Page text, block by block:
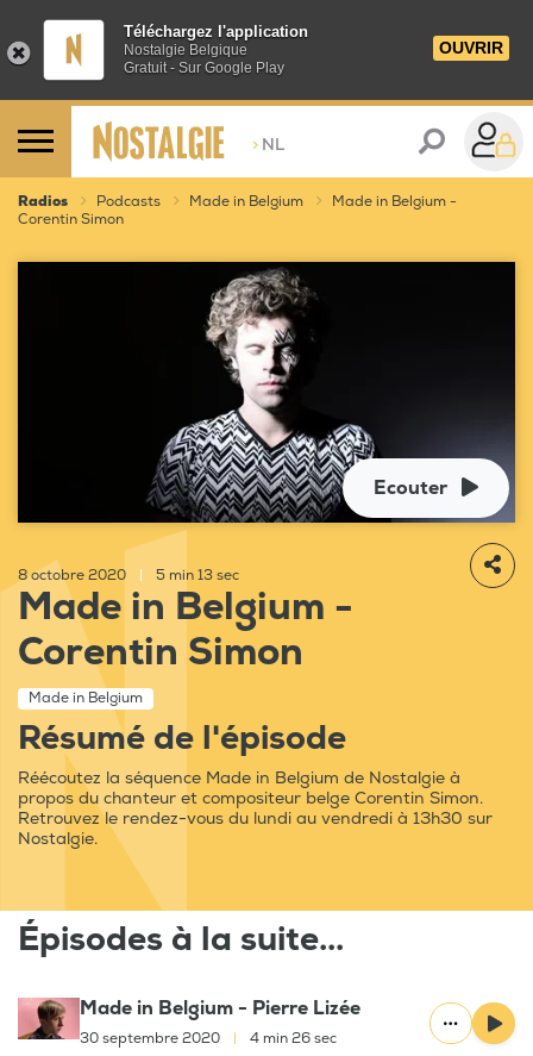
Téléchargez l'application
Nostalgie Belgique
Gratuit - Sur Google Play
OUVRIR
> NL
Radios Podcasts Made in Belgium
Made in Belgium -
Corentin Simon
Ecouter
8 octobre 2020 5 min 13 sec
Made in Belgium -
Corentin Simon
Made in Belgium
Résumé de l'épisode
Réécoutez la séquence Made in Belgium de Nostalgie à
propos du chanteur et compositeur belge Corentin Simon.
Retrouvez le rendez-vous du lundi au vendredi à 13h30 sur
Nostalgie.
Épisodes à la suite...
Made in Belgium - Pierre Lizée
30 septembre 2020 4 min 26 sec